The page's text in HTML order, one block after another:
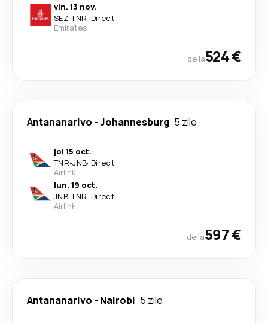
vin. 13 nov.
SEZ-TNR· Direct
Emirates
de la524 €
Antananarivo -Johannesburg 5 zile
joi 15 oct.
TNR-JNB· Direct
Airlink
lun. 19 oct.
JNB-TNR· Direct
Airlink
de la597 €
Antananarivo - Nairobi 5 zile